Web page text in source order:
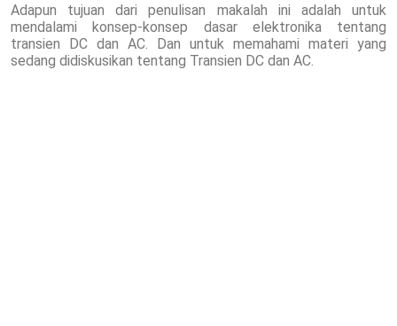
Adapun tujuan dari penulisan makalah ini adalah untuk
mendalami konsep-konsep dasar elektronika tentang
transien DC dan AC. Dan untuk memahami materi yang
sedang didiskusikan tentang Transien DC dan AC.